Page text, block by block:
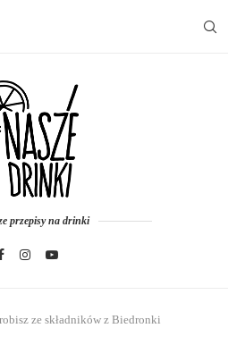
przepisy na drinki
ze składników z Biedronki